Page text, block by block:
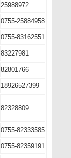
25988972
0755-25884958
0755-83162551
83227981
82801766
18926527399
82328809
0755-82333585
0755-82359191